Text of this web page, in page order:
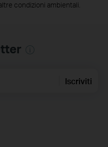
condizioni ambientali.
Iscriviti